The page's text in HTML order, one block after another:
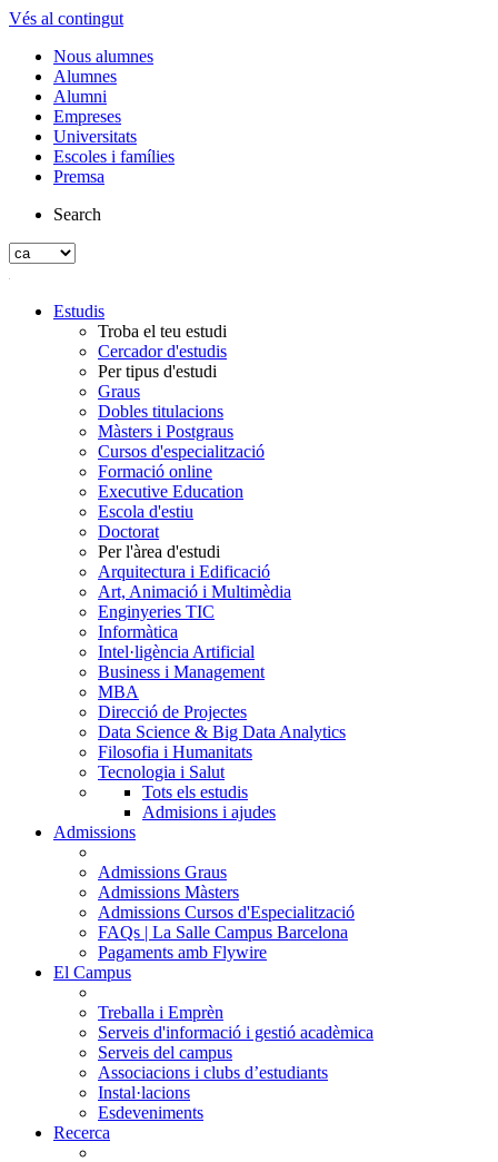
Vés al contingut
Nous alumnes
Alumnes
Alumni
Empreses
Universitats
Escoles i famílies
Premsa
Search
Estudis
Troba el teu estudi
Cercador d'estudis
Per tipus d'estudi
Graus
Dobles titulacions
Màsters i Postgraus
Cursos d'especialització
Formació online
Executive Education
Escola d'estiu
Doctorat
Per l'àrea d'estudi
Arquitectura i Edificació
Art, Animació i Multimèdia
Enginyeries TIC
Informàtica
Intel·ligència Artificial
Business i Management
MBA
Direcció de Projectes
Data Science & Big Data Analytics
Filosofia i Humanitats
Tecnologia i Salut
Tots els estudis
Admisions i ajudes
Admissions
Admissions Graus
Admissions Màsters
Admissions Cursos d'Especialització
FAQs | La Salle Campus Barcelona
Pagaments amb Flywire
El Campus
Treballa i Emprèn
Serveis d'informació i gestió acadèmica
Serveis del campus
Associacions i clubs d’estudiants
Instal·lacions
Esdeveniments
Recerca